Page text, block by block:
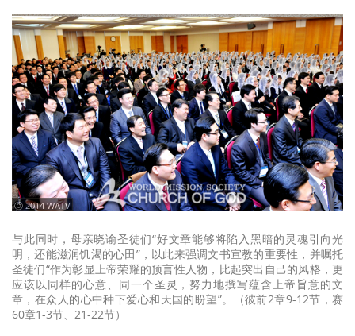
ⓒ 2014 WATV
与此同时，母亲晓谕圣徒们“好文章能够将陷入黑暗的灵魂引向光
明，还能滋润饥渴的心田”，以此来强调文书宣教的重要性，并嘱托
圣徒们“作为彰显上帝荣耀的预言性人物，比起突出自己的风格，更
应该以同样的心意、同一个圣灵，努力地撰写蕴含上帝旨意的文
章，在众人的心中种下爱心和天国的盼望”。（彼前2章9-12节，赛
60章1-3节、21-22节）